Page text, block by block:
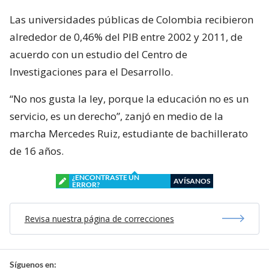
Las universidades públicas de Colombia recibieron
alrededor de 0,46% del PIB entre 2002 y 2011, de
acuerdo con un estudio del Centro de
Investigaciones para el Desarrollo.
“No nos gusta la ley, porque la educación no es un
servicio, es un derecho”, zanjó en medio de la
marcha Mercedes Ruiz, estudiante de bachillerato
de 16 años.
¿ENCONTRASTE UN
ERROR?
AVÍSANOS
Revisa nuestra página de correcciones
Síguenos en: